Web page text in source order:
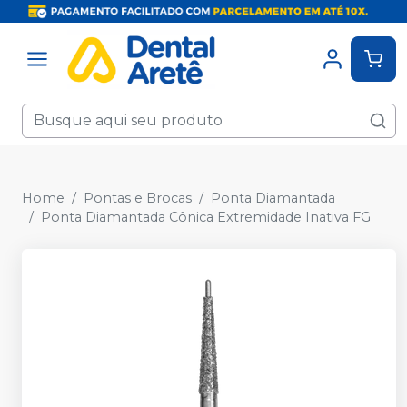
Home Pontas e Brocas
Ponta Diamantada
Ponta Diamantada Cônica Extremidade Inativa FG